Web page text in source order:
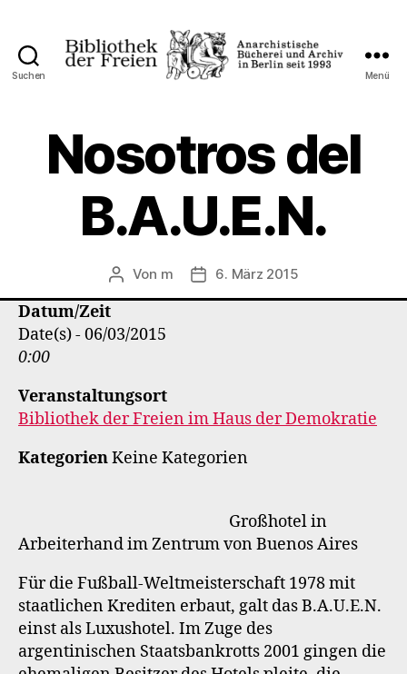
Suchen Menü
Nosotros del
B.A.U.E.N.
Beitragsautor
Von m Veröffentlichungsdatum
6. März 2015
Datum/Zeit
Date(s) - 06/03/2015
0:00
Veranstaltungsort
Bibliothek der Freien im Haus der Demokratie
KategorienKeine Kategorien
Großhotel in
Arbeiterhand im Zentrum von Buenos Aires
Für die Fußball-Weltmeisterschaft 1978 mit
staatlichen Krediten erbaut, galt das B.A.U.E.N.
einst als Luxushotel. Im Zuge des
argentinischen Staatsbankrotts 2001 gingen die